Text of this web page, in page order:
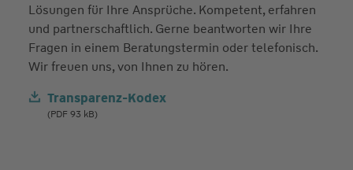
Lösungen für Ihre Ansprüche. Kompetent, erfahren
und partnerschaftlich. Gerne beantworten wir Ihre
Fragen in einem Beratungstermin oder telefonisch.
Wir freuen uns, von Ihnen zu hören.
Transparenz-Kodex
(PDF 93 kB)